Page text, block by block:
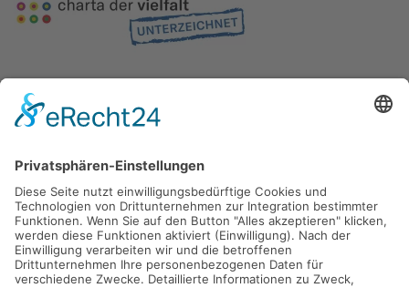
Gefördert durch die
Freie und Hansestadt Hamburg